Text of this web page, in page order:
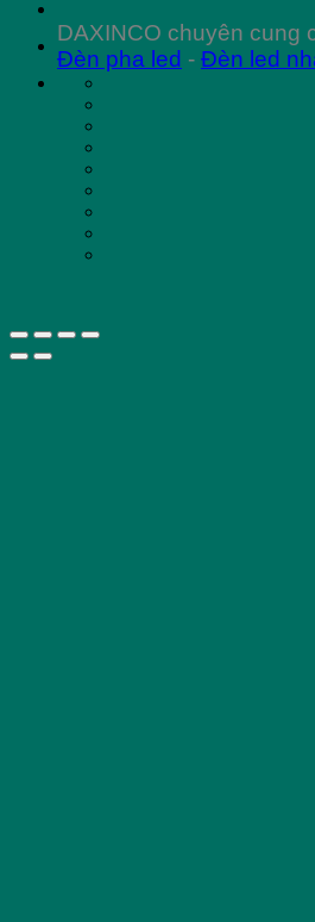
DAXINCO chuyên cung
Đèn pha led - Đèn led